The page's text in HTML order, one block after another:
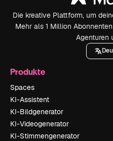
Die kreative Plattform, um
Mehr als 1 Million
Agenturen
Produkte
Spaces
KI-Assistent
KI-Bildgenerator
KI-Videogenerator
KI-Stimmengenerator